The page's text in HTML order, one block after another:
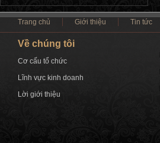
Trang chủ Giới thiệu Tin tức
Về chúng tôi
Cơ cấu tổ chức
Lĩnh vực kinh doanh
Lời giới thiệu